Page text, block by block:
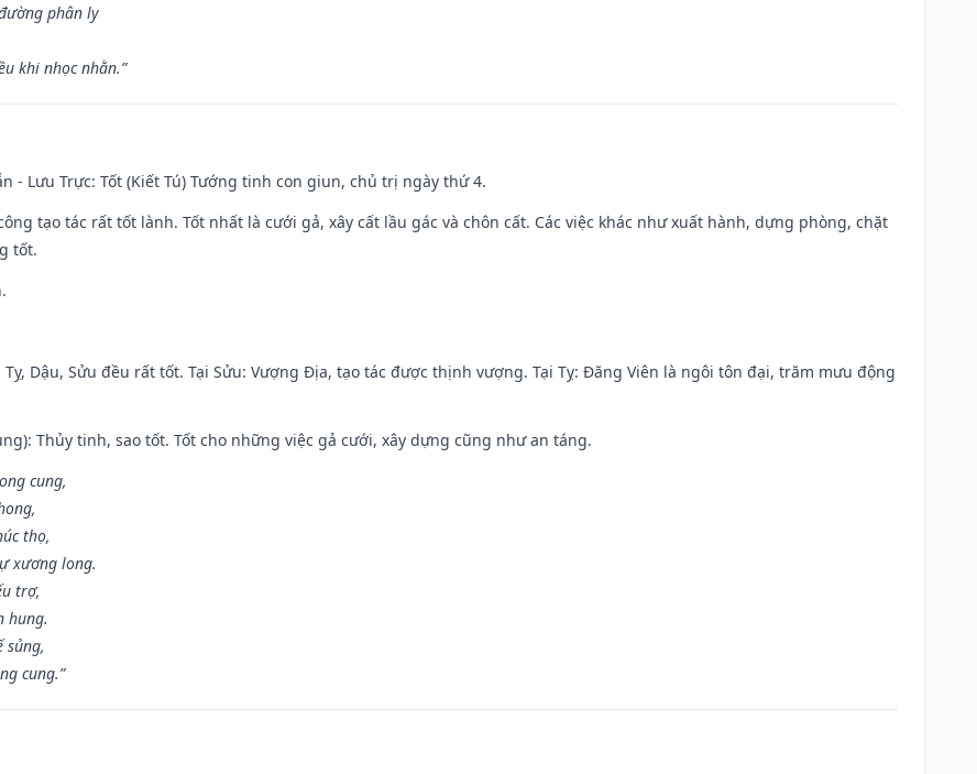
phân ly
khi nhọc nhằn.”
- Lưu Trực: Tốt (Kiết Tú) Tướng tinh con giun, chủ trị ngày thứ 4.
tạo tác rất tốt lành. Tốt nhất là cưới gả, xây cất lầu gác và chôn cất. Các việc khác như xuất hành, dựng phòng, chặt
tốt.
Tỵ, Dậu, Sửu đều rất tốt. Tại Sửu: Vượng Địa, tạo tác được thịnh vượng. Tại Tỵ: Đăng Viên là ngôi tôn đại, trăm mưu động
Thủy tinh, sao tốt. Tốt cho những việc gả cưới, xây dựng cũng như an táng.
cung,
thọ,
xương long.
trợ,
hung.
sủng,
cung.”